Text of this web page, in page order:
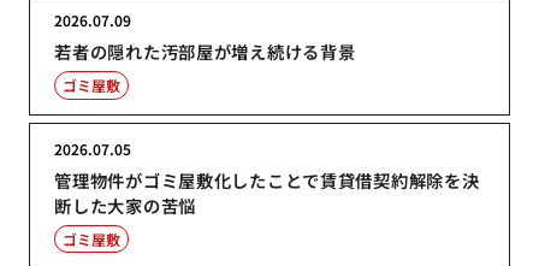
若者の隠れた汚部屋が増え続ける背景
2026.07.09
ゴミ屋敷
管理物件がゴミ屋敷化したことで賃貸借契約解除を決
断した大家の苦悩
2026.07.05
ゴミ屋敷